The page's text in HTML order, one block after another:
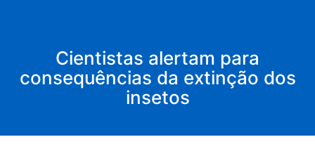
Cientistas alertam para
consequências da extinção dos
insetos